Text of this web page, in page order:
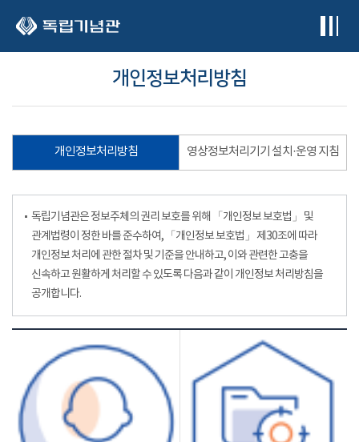
개인정보처리방침
개인정보처리방침 영상정보처리기기 설치·운영 지침
독립기념관은 정보주체의 권리 보호를 위해 「개인정보 보호법」 및
관계법령이 정한 바를 준수하여, 「개인정보 보호법」 제30조에 따라
개인정보 처리에 관한 절차 및 기준을 안내하고, 이와 관련한 고충을
신속하고 원활하게 처리할 수 있도록 다음과 같이 개인정보 처리방침을
공개합니다.